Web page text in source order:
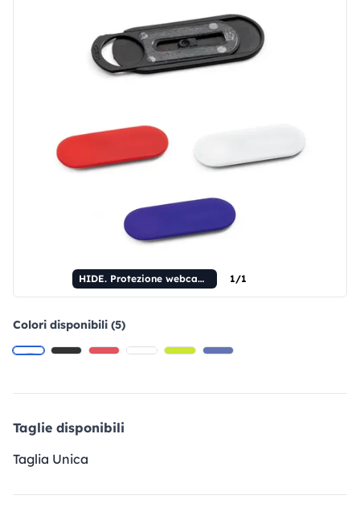
HIDE. Protezione webcam in ABS riciclato (100% riciclato) 1/1
Colori disponibili (5)
Taglie disponibili
Taglia Unica